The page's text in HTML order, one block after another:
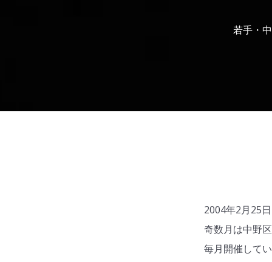
若手・
2004年2月25
奇数月は中野
毎月開催してい